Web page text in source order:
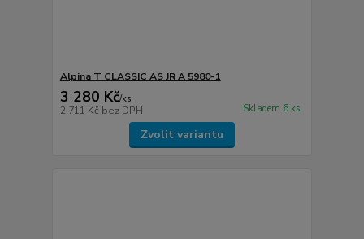
Alpina T CLASSIC AS JR A 5980-1
3 280 Kč/ks
2 711 Kč bez DPH Skladem 6 ks
Zvolit variantu